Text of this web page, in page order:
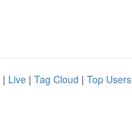
| Live | Tag Cloud | Top Users